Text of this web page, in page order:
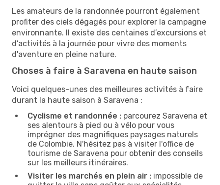
Les amateurs de la randonnée pourront également
profiter des ciels dégagés pour explorer la campagne
environnante. Il existe des centaines d’excursions et
d’activités à la journée pour vivre des moments
d'aventure en pleine nature.
Choses à faire à Saravena en haute saison
Voici quelques-unes des meilleures activités à faire
durant la haute saison à Saravena :
Cyclisme et randonnée : parcourez Saravena et
ses alentours à pied ou à vélo pour vous
imprégner des magnifiques paysages naturels
de Colombie. N'hésitez pas à visiter l'office de
tourisme de Saravena pour obtenir des conseils
sur les meilleurs itinéraires.
Visiter les marchés en plein air : impossible de